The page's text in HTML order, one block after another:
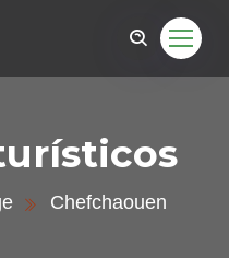
Chefchaouen